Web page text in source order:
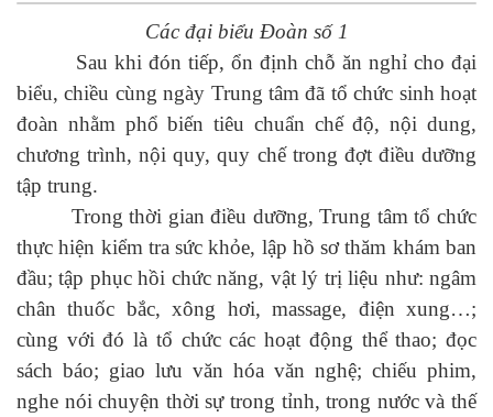
Các đại biểu Đoàn số 1
Sau khi đón tiếp, ổn định chỗ ăn nghỉ cho đại
biểu, chiều cùng ngày Trung tâm đã tổ chức sinh hoạt
đoàn nhằm phổ biến tiêu chuẩn chế độ, nội dung,
chương trình, nội quy, quy chế trong đợt điều dưỡng
tập trung.
Trong thời gian điều dưỡng, Trung tâm tổ chức
thực hiện kiểm tra sức khỏe, lập hồ sơ thăm khám ban
đầu; tập phục hồi chức năng, vật lý trị liệu như: ngâm
chân thuốc bắc, xông hơi, massage, điện xung…;
cùng với đó là tổ chức các hoạt động thể thao; đọc
sách báo; giao lưu văn hóa văn nghệ; chiếu phim,
nghe nói chuyện thời sự trong tỉnh, trong nước và thế